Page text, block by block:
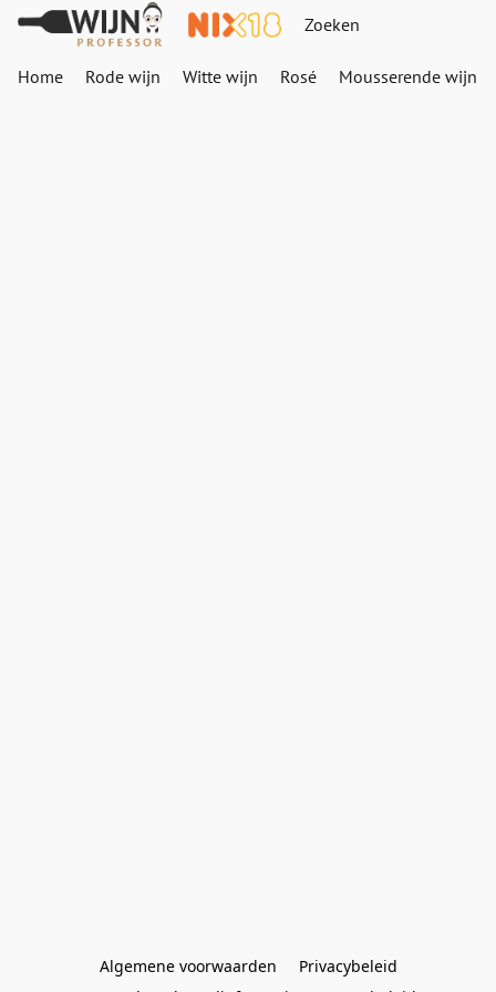
Home Rode wijn Witte wijn Rosé Mousserende wijn
Algemene voorwaarden
Privacybeleid